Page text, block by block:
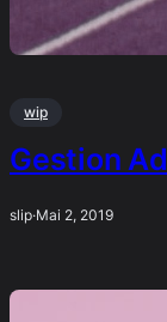
wip
Gestion
slip·Mai 2, 2019